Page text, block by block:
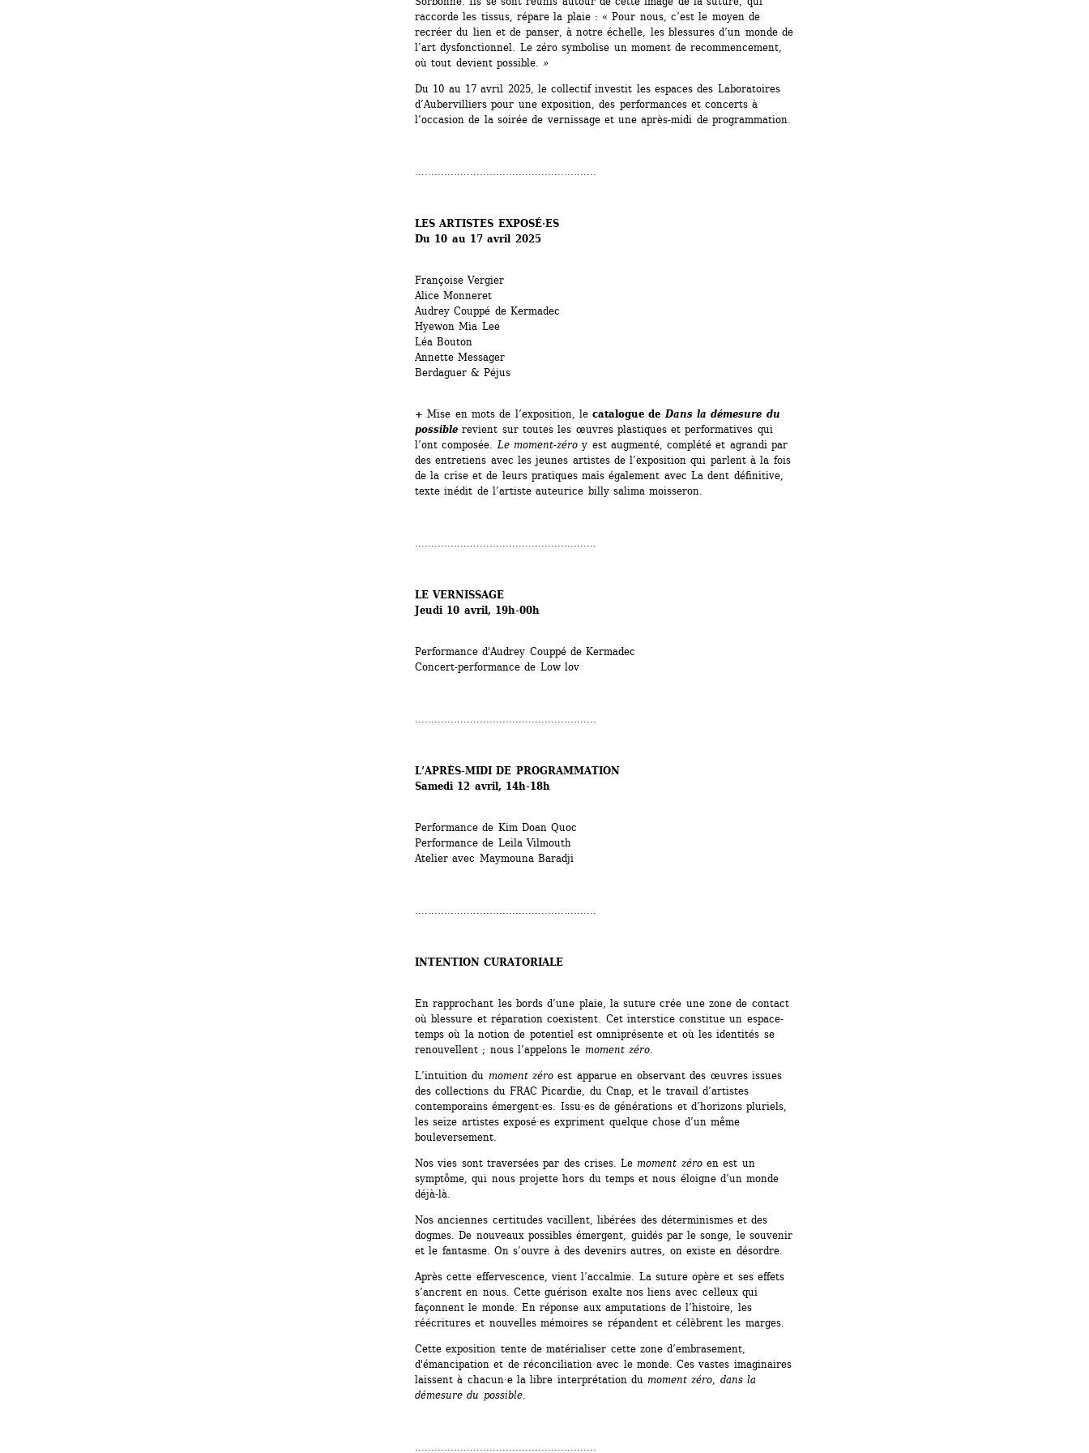
raccorde les tissus, répare la plaie : « Pour nous, c’est le moyen de
recréer du lien et de panser, à notre échelle, les blessures d’un monde de
l’art dysfonctionnel. Le zéro symbolise un moment de recommencement,
où tout devient possible. »
Du 10 au 17 avril 2025, le collectif investit les espaces des Laboratoires
d’Aubervilliers pour une exposition, des performances et concerts à
l’occasion de la soirée de vernissage et une après-midi de programmation.
........................................................
LES ARTISTES EXPOSÉ·ES
Du 10 au 17 avril 2025
Françoise Vergier
Alice Monneret
Audrey Couppé de Kermadec
Hyewon Mia Lee
Léa Bouton
Annette Messager
Berdaguer & Péjus
+ Mise en mots de l’exposition, le catalogue de Dans la démesure du
possible revient sur toutes les œuvres plastiques et performatives qui
l’ont composée. Le moment-zéroy est augmenté, complété et agrandi par
des entretiens avec les jeunes artistes de l’exposition qui parlent à la fois
de la crise et de leurs pratiques mais également avec La dent définitive,
texte inédit de l’artiste auteurice billy salima moisseron.
........................................................
LE VERNISSAGE
Jeudi 10 avril, 19h-00h
Performance d'Audrey Couppé de Kermadec
Concert-performance de Low lov
........................................................
L’APRÈS-MIDI DE PROGRAMMATION
Samedi 12 avril, 14h-18h
Performance de Kim Doan Quoc
Performance de Leila Vilmouth
Atelier avec Maymouna Baradji
........................................................
INTENTION CURATORIALE
En rapprochant les bords d’une plaie, la suture crée une zone de contact
où blessure et réparation coexistent. Cet interstice constitue un espace-
temps où la notion de potentiel est omniprésente et où les identités se
renouvellent ; nous l’appelons le moment zéro.
L’intuition du moment zéroest apparue en observant des œuvres issues
des collections du FRAC Picardie, du Cnap, et le travail d’artistes
contemporains émergent·es. Issu·es de générations et d’horizons pluriels,
les seize artistes exposé·es expriment quelque chose d’un même
bouleversement.
Nos vies sont traversées par des crises. Le moment zéroen est un
symptôme, qui nous projette hors du temps et nous éloigne d’un monde
déjà-là.
Nos anciennes certitudes vacillent, libérées des déterminismes et des
dogmes. De nouveaux possibles émergent, guidés par le songe, le souvenir
et le fantasme. On s’ouvre à des devenirs autres, on existe en désordre.
Après cette effervescence, vient l’accalmie. La suture opère et ses effets
s’ancrent en nous. Cette guérison exalte nos liens avec celleux qui
façonnent le monde. En réponse aux amputations de l’histoire, les
réécritures et nouvelles mémoires se répandent et célèbrent les marges.
Cette exposition tente de matérialiser cette zone d’embrasement,
d'émancipation et de réconciliation avec le monde. Ces vastes imaginaires
laissent à chacun·e la libre interprétation du moment zéro, dans la
démesure du possible.
........................................................